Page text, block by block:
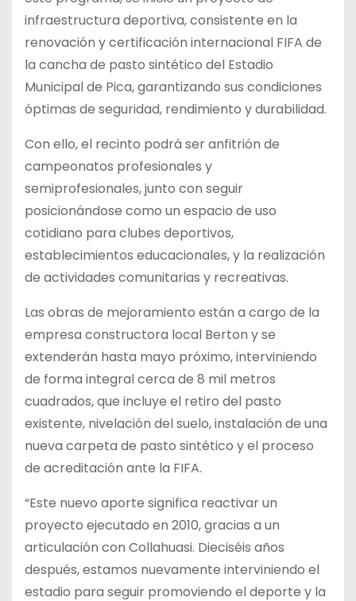
infraestructura deportiva, consistente en la
renovación y certificación internacional FIFA de
la cancha de pasto sintético del Estadio
Municipal de Pica, garantizando sus condiciones
óptimas de seguridad, rendimiento y durabilidad.
Con ello, el recinto podrá ser anfitrión de
campeonatos profesionales y
semiprofesionales, junto con seguir
posicionándose como un espacio de uso
cotidiano para clubes deportivos,
establecimientos educacionales, y la realización
de actividades comunitarias y recreativas.
Las obras de mejoramiento están a cargo de la
empresa constructora local Berton y se
extenderán hasta mayo próximo, interviniendo
de forma integral cerca de 8 mil metros
cuadrados, que incluye el retiro del pasto
existente, nivelación del suelo, instalación de una
nueva carpeta de pasto sintético y el proceso
de acreditación ante la FIFA.
“Este nuevo aporte significa reactivar un
proyecto ejecutado en 2010, gracias a un
articulación con Collahuasi. Dieciséis años
después, estamos nuevamente interviniendo el
estadio para seguir promoviendo el deporte y la